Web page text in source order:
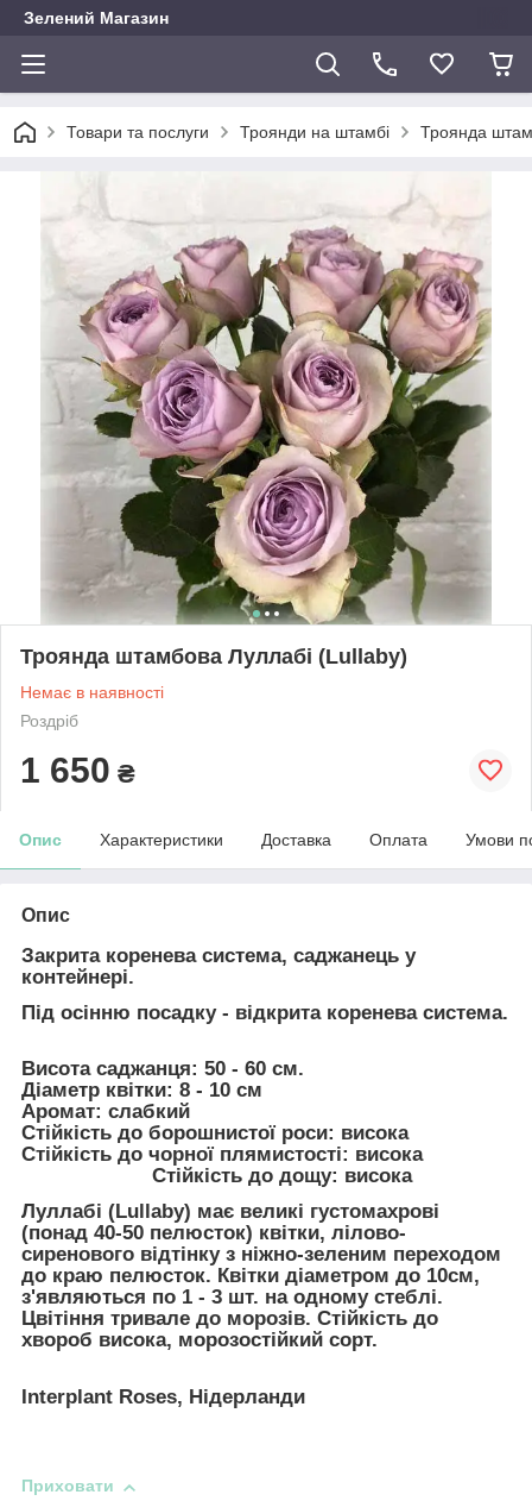
Зелений Магазин
Товари та послуги Троянди на штамбі Троянда
Троянда штамбова Луллабі (Lullaby)
Немає в наявності
Роздріб
1 650 ₴
Опис Характеристики Доставка Оплата Умови
Опис
Закрита коренева система, саджанець у
контейнері.
Під осінню посадку - відкрита коренева система.
Висота саджанця: 50 - 60 см.
Діаметр квітки: 8 - 10 см
Аромат: слабкий
Стійкість до борошнистої роси: висока
Стійкість до чорної плямистості: висока
Стійкість до дощу: висока
Луллабі (Lullaby) має великі густомахрові
(понад 40-50 пелюсток) квітки, лілово-
сиренового відтінку з ніжно-зеленим переходом
до краю пелюсток. Квітки діаметром до 10см,
з'являються по 1 - 3 шт. на одному стеблі.
Цвітіння тривале до морозів. Стійкість до
хвороб висока, морозостійкий сорт.
Interplant Roses, Нідерланди
Приховати